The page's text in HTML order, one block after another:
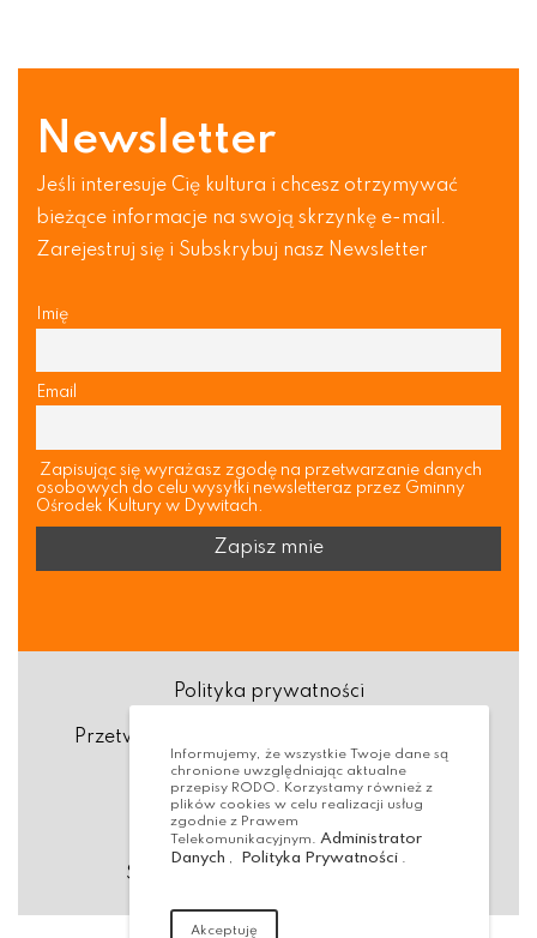
Newsletter
Jeśli interesuje Cię kultura i chcesz otrzymywać
bieżące informacje na swoją skrzynkę e-mail.
Zarejestruj się i Subskrybuj nasz Newsletter
Imię
Email
Zapisując się wyrażasz zgodę na przetwarzanie danych
osobowych do celu wysyłki newsletteraz przez Gminny
Ośrodek Kultury w Dywitach.
Polityka prywatności
Przetwarzanie danych osobowych (RODO)
Deklaracja dostępności
Dostępność Architektoniczna
Standardy ochrony małoletnich
Informujemy, że wszystkie Twoje dane są
chronione uwzględniając aktualne
przepisy RODO. Korzystamy również z
plików cookies w celu realizacji usług
zgodnie z Prawem
Telekomunikacyjnym. Administrator
Danych , Polityka Prywatności .
Akceptuję